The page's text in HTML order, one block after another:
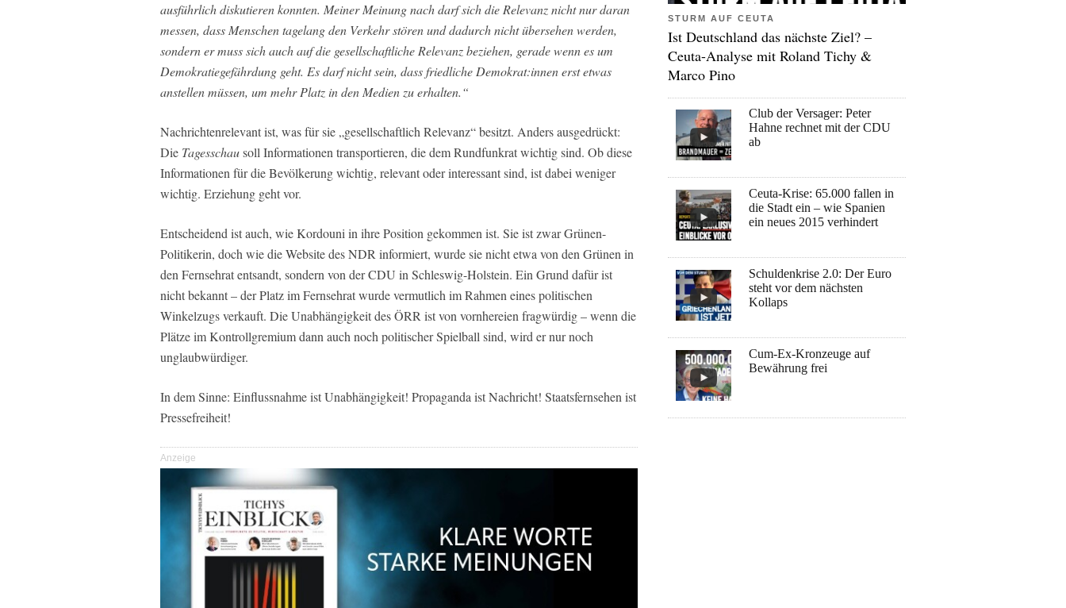
ausführlich diskutieren konnten. Meiner Meinung nach darf sich die Relevanz nicht nur daran
messen, dass Menschen tagelang den Verkehr stören und dadurch nicht übersehen werden,
sondern er muss sich auch auf die gesellschaftliche Relevanz beziehen, gerade wenn es um
Demokratiegefährdung geht. Es darf nicht sein, dass friedliche Demokrat:innen erst etwas
anstellen müssen, um mehr Platz in den Medien zu erhalten.“
Nachrichtenrelevant ist, was für sie „gesellschaftlich Relevanz“ besitzt. Anders ausgedrückt:
Die Tagesschausoll Informationen transportieren, die dem Rundfunkrat wichtig sind. Ob diese
Informationen für die Bevölkerung wichtig, relevant oder interessant sind, ist dabei weniger
wichtig. Erziehung geht vor.
Entscheidend ist auch, wie Kordouni in ihre Position gekommen ist. Sie ist zwar Grünen-
Politikerin, doch wie die Website des NDR informiert, wurde sie nicht etwa von den Grünen in
den Fernsehrat entsandt, sondern von der CDU in Schleswig-Holstein. Ein Grund dafür ist
nicht bekannt – der Platz im Fernsehrat wurde vermutlich im Rahmen eines politischen
Winkelzugs verkauft. Die Unabhängigkeit des ÖRR ist von vornhereien fragwürdig – wenn die
Plätze im Kontrollgremium dann auch noch politischer Spielball sind, wird er nur noch
unglaubwürdiger.
In dem Sinne: Einflussnahme ist Unabhängigkeit! Propaganda ist Nachricht! Staatsfernsehen ist
Pressefreiheit!
Anzeige
STURM AUF CEUTA
Ist Deutschland das nächste Ziel? –
Ceuta-Analyse mit Roland Tichy &
Marco Pino
Club der Versager: Peter
Hahne rechnet mit der CDU
ab
Ceuta-Krise: 65.000 fallen in
die Stadt ein – wie Spanien
ein neues 2015 verhindert
Schuldenkrise 2.0: Der Euro
steht vor dem nächsten
Kollaps
Cum-Ex-Kronzeuge auf
Bewährung frei